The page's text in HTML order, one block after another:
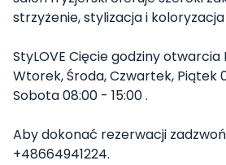
strzyżenie, stylizacja i koloryzacja
StyLOVE Cięcie godziny otwarcia
Wtorek, Środa, Czwartek, Piątek
Sobota 08:00 - 15:00 .
Aby dokonać rezerwacji
+48664941224.